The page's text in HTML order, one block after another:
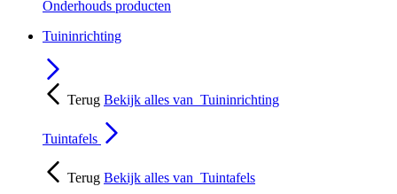
Onderhouds producten
Tuininrichting
Terug Bekijk alles van Tuininrichting
Tuintafels
Terug Bekijk alles van Tuintafels